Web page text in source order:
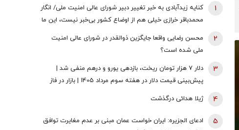
کنایه زیدآبادی به خبر تغییر دبیر شورای عالی امنیت ملی/ انگار
محمدباقر خرازی خیلی هم از اوضاع کشور بی‌خبر نیست، این ما
1
محسن رضایی واقعا جایگزین ذوالقدر در شورای عالی امنیت
ملی شده است؟
2
دلار ۷ هزار تومان ریخت، بازدهی یورو و درهم منفی شد |
پیش‌بینی قیمت دلار در هفته سوم مرداد 1405 | بازار در فاز
3
ژیلا هدائی درگذشت 4
ادعای الجزیره: ایران خواست عمان مبنی بر عدم مغایرت توافق
5